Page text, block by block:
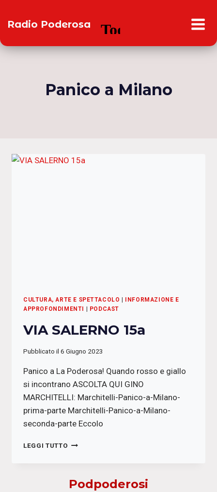
Radio Poderosa
Panico a Milano
CULTURA, ARTE E SPETTACOLO | INFORMAZIONE E
APPROFONDIMENTI | PODCAST
VIA SALERNO 15a
Pubblicato il 6 Giugno 2023
Panico a La Poderosa! Quando rosso e giallo
si incontrano ASCOLTA QUI GINO
MARCHITELLI: Marchitelli-Panico-a-Milano-
prima-parte Marchitelli-Panico-a-Milano-
seconda-parte Eccolo
LEGGI TUTTO VIA
Podpoderosi